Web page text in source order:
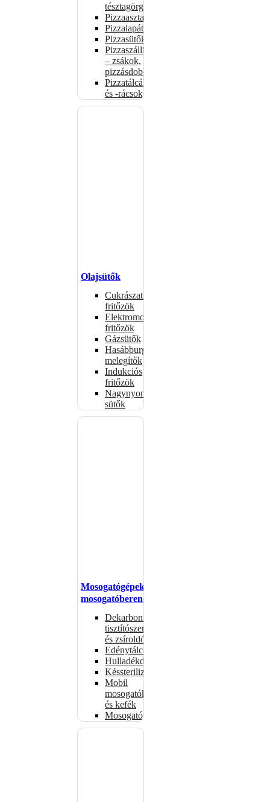
tésztagörgők
Pizzaasztalok
Pizzalapátok
Pizzasütők
Pizzaszállítás
– zsákok,
pizzásdobozok
Pizzatálcák
és -rácsok
Olajsütők
Cukrászati
fritőzök
Elektromos
fritőzök
Gázsütők
Hasábburgonya
melegítők
Indukciós
fritőzök
Nagynyomású
sütők
Mosogatógépek,
mosogatóberendezések
Dekarbonizáló
tisztítószerek
és zsíroldók
Edénytálcák
Hulladékdarálók
Késsterilizátorok
Mobil
mosogatók
és kefék
Mosogatógépkosarak